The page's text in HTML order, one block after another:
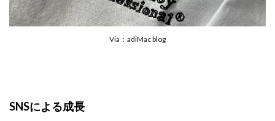
Via：adiMac blog
SNSによる成長